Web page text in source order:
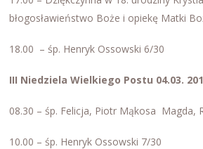
błogosławieństwo Boże i opiekę Matki
18.00 – śp. Henryk Ossowski 6/30
III Niedziela Wielkiego Postu 04.03.
08.30 – śp. Felicja, Piotr Mąkosa Magda,
10.00 – śp. Henryk Ossowski 7/30